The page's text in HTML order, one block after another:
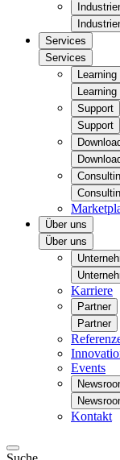
Services
Services
Learning
Learning
Support
Support
Über uns
Über uns
Karriere
Partner
Partner
Events
Kontakt